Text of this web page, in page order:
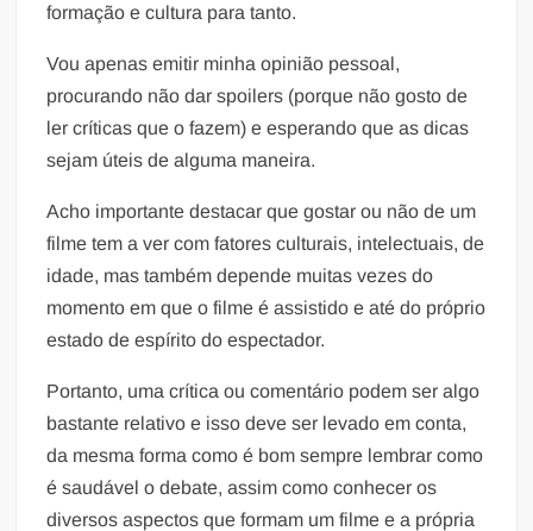
formação e cultura para tanto.
Vou apenas emitir minha opinião pessoal,
procurando não dar spoilers (porque não gosto de
ler críticas que o fazem) e esperando que as dicas
sejam úteis de alguma maneira.
Acho importante destacar que gostar ou não de um
filme tem a ver com fatores culturais, intelectuais, de
idade, mas também depende muitas vezes do
momento em que o filme é assistido e até do próprio
estado de espírito do espectador.
Portanto, uma crítica ou comentário podem ser algo
bastante relativo e isso deve ser levado em conta,
da mesma forma como é bom sempre lembrar como
é saudável o debate, assim como conhecer os
diversos aspectos que formam um filme e a própria